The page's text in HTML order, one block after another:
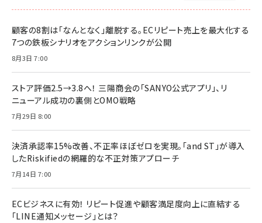
顧客の8割は「なんとなく」離脱する。ECリピート売上を最大化する
7つの鉄板シナリオをアクションリンクが公開
8月3日 7:00
ストア評価2.5→3.8へ！ 三陽商会の「SANYO公式アプリ」、リ
ニューアル成功の裏側とOMO戦略
7月29日 8:00
決済承認率15%改善、不正率ほぼゼロを実現。「and ST」が導入
したRiskifiedの網羅的な不正対策アプローチ
7月14日 7:00
ECビジネスに有効！ リピート促進や顧客満足度向上に直結する
「LINE通知メッセージ」とは？